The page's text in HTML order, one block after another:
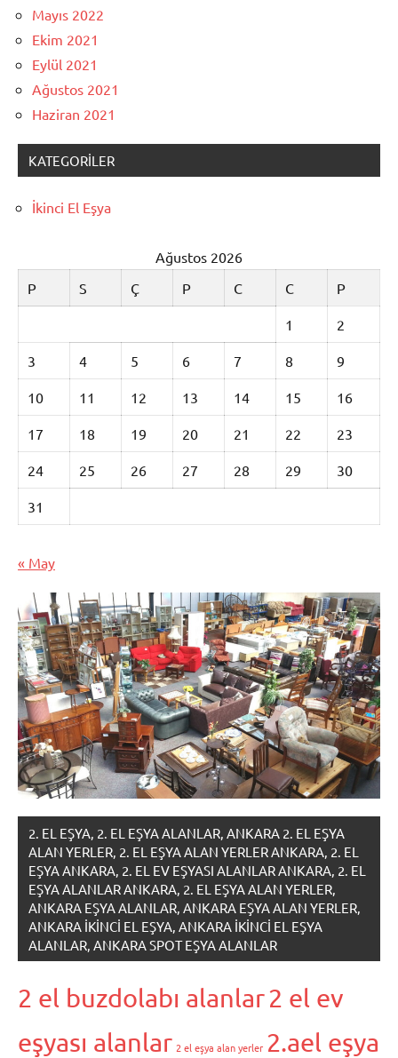
Mayıs 2022
Ekim 2021
Eylül 2021
Ağustos 2021
Haziran 2021
KATEGORILER
İkinci El Eşya
Ağustos 2026
P
S Ç P C C P
1 2
3 4 5 6 7 8 9
10 11 12 13 14 15 16
17 18 19 20 21 22 23
24 25 26 27 28 29 30
31
« May
2. EL EŞYA, 2. EL EŞYA ALANLAR, ANKARA 2. EL EŞYA
ALAN YERLER, 2. EL EŞYA ALAN YERLER ANKARA, 2. EL
EŞYA ANKARA, 2. EL EV EŞYASI ALANLAR ANKARA, 2. EL
EŞYA ALANLAR ANKARA, 2. EL EŞYA ALAN YERLER,
ANKARA EŞYA ALANLAR, ANKARA EŞYA ALAN YERLER,
ANKARA IKINCI EL EŞYA, ANKARA IKINCI EL EŞYA
ALANLAR, ANKARA SPOT EŞYA ALANLAR
2 el buzdolabı alanlar2 el ev
eşyası alanlar 2 el eşya alan yerler 2.ael eşya